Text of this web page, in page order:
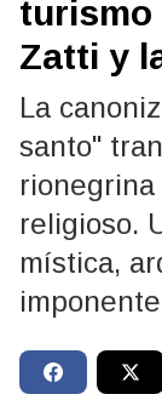
turismo
Zatti y
La
santo"
religioso.
mística,